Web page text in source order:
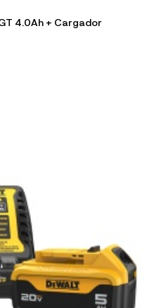
4.0Ah + Cargador